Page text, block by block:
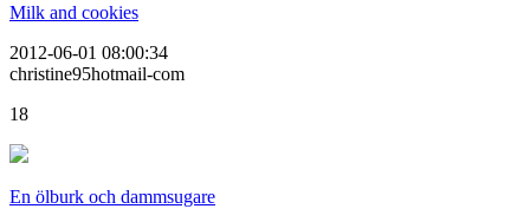
Milk and cookies
2012-06-01 08:00:34
christine95hotmail-com
18
En ölburk och dammsugare